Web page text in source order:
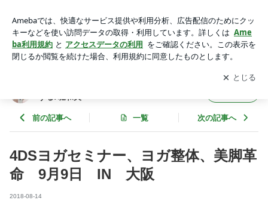
４DS姿勢革命！巻き肩、脱力で人生は好転する♪堀和夫
アプリをダウンロードして ブログの更新通知
を受け取りまし
ょう。
開く
する♪堀和夫
前の記事へ 一覧 次の記事へ
4DSヨガセミナー、ヨガ整体、美脚革
命 9月9日 IN 大阪
2018-08-14